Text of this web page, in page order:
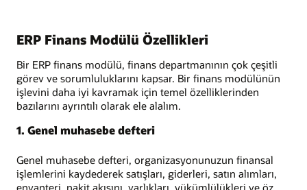
ERP Finans Modülü Özellikleri
Bir ERP finans modülü, finans departmanının çok çeşitli
görev ve sorumluluklarını kapsar. Bir finans modülünün
işlevini daha iyi kavramak için temel özelliklerinden
bazılarını ayrıntılı olarak ele alalım.
1. Genel muhasebe defteri
Genel muhasebe defteri, organizasyonunuzun finansal
işlemlerini kaydederek satışları, giderleri, satın alımları,
envanteri, nakit akışını, varlıkları, yükümlülükleri ve öz